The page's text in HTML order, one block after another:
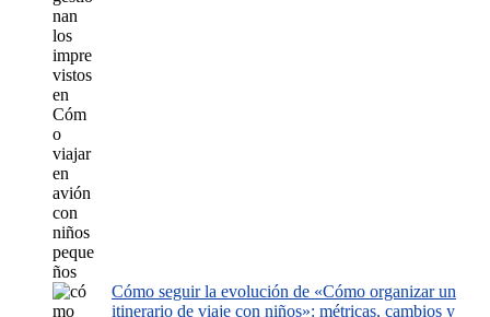
Cómo seguir la evolución de «Cómo organizar un
itinerario de viaje con niños»: métricas, cambios y